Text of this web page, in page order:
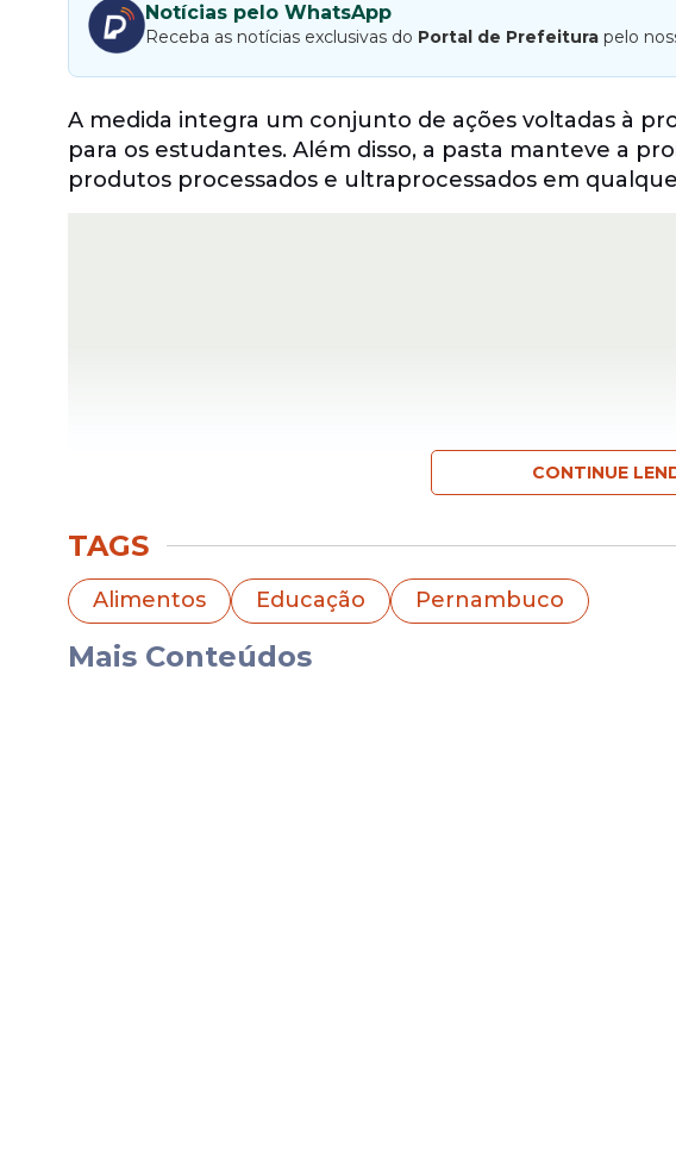
Notícias pelo WhatsApp
Receba as notícias exclusivas do Portal de Prefeitura pelo
A medida integra um conjunto de ações voltadas à
para os estudantes. Além disso, a pasta manteve a
produtos processados e ultraprocessados em
(PNAE), vinculado ao Fundo Nacional de
“A redução de ultraprocessados nas escolas exigiu a
paraalimentosin natura e minimamente processados,
CONTINUE
TAGS
Alimentos Educação Pernambuco
Mais Conteúdos